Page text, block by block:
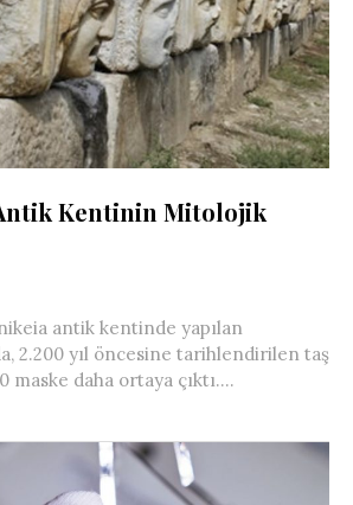
Kentinin Mitolojik
antik kentinde yapılan
2.200 yıl öncesine tarihlendirilen taş
maske daha ortaya çıktı....